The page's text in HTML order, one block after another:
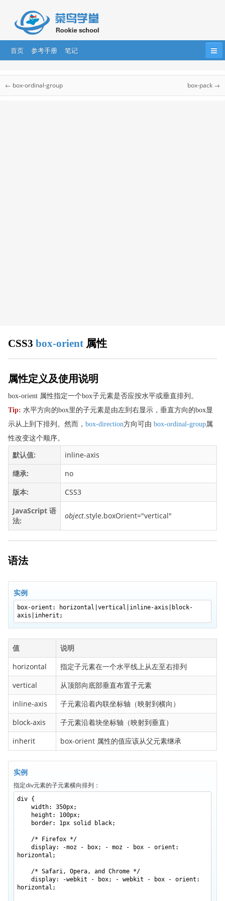
首页 参考手册 笔记
Bootstrap jQuery
CSS 参考手册
animation-direction
animation-duration
animation-fill-mode
animation-play-state
animation-timing-function
appearance
backface-visibility
background
background-attachment
background-blend-mode
background-clip
background-origin
background-repeat
background-size
border
border-bottom
border-bottom-color
border-bottom-left-radius
border-bottom-right-radius
border-bottom-style
border-collapse
border-color
border-image-outset
border-image-repeat
border-image-slice
border-image-source
border-image-width
border-left
border-left-color
border-left-style
border-left-width
← box-ordinal-group box-pack →
CSS3 box-orient 属性
属性定义及使用说明
box-orient 属性指定一个box子元素是否应按水平或垂直排列。
Tip: 水平方向的box里的子元素是由左到右显示，垂直方向的box显
示从上到下排列。然而， box-direction方向可由 box-ordinal-group属
性改变这个顺序。
默认值:
inline-axis
继承:
no
版本:
CSS3
JavaScript 语
法:
object.style.boxOrient="vertical"
语法
实例
box-orient: horizontal|vertical|inline-axis|block-
axis|inherit;
值
说明
horizontal
指定子元素在一个水平线上从左至右排列
vertical
从顶部向底部垂直布置子元素
inline-axis
子元素沿着内联坐标轴（映射到横向）
block-axis
子元素沿着块坐标轴（映射到垂直）
inherit
box-orient 属性的值应该从父元素继承
实例
指定div元素的子元素横向排列：
div {
width: 350px;
height: 100px;
border: 1px solid black;
/* Firefox */
display: -moz - box; - moz - box - orient:
horizontal;
/* Safari, Opera, and Chrome */
display: -webkit - box; - webkit - box - orient:
horizontal;